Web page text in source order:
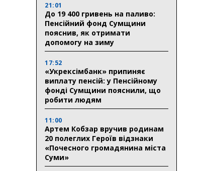
21:01
До 19 400 гривень на паливо:
Пенсійний фонд Сумщини
пояснив, як отримати
допомогу на зиму
17:52
«Укрексімбанк» припиняє
виплату пенсій: у Пенсійному
фонді Сумщини пояснили, що
робити людям
11:00
Артем Кобзар вручив родинам
20 полеглих Героїв відзнаки
«Почесного громадянина міста
Суми»